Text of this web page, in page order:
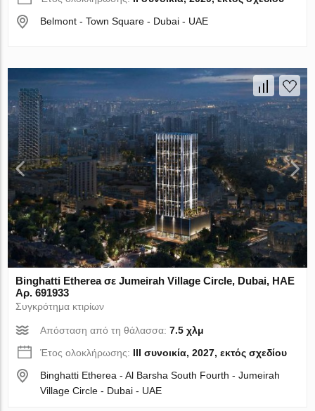
Belmont - Town Square - Dubai - UAE
Binghatti Etherea σε Jumeirah Village Circle, Dubai, ΗΑΕ
Αρ. 691933
Συγκρότημα κτιρίων
Απόσταση από τη θάλασσα:7.5 χλμ
Έτος ολοκλήρωσης: III συνοικία, 2027, εκτός σχεδίου
Binghatti Etherea - Al Barsha South Fourth - Jumeirah
Village Circle - Dubai - UAE